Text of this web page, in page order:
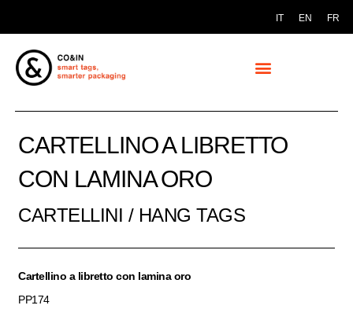
IT EN FR
CARTELLINO A LIBRETTO
CON LAMINA ORO
CARTELLINI / HANG TAGS
Cartellino a libretto con lamina oro
PP174